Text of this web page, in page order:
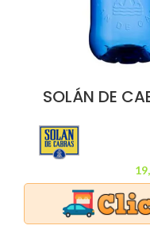
SOLÁN DE